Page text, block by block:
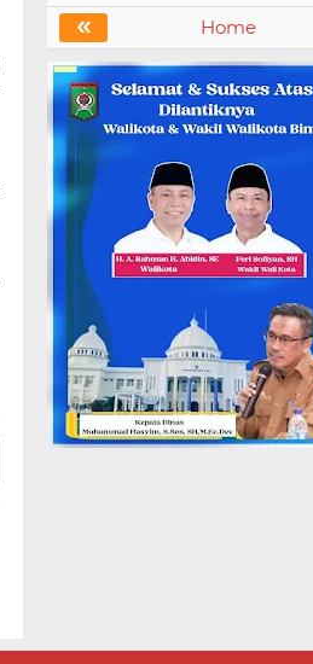
« Home